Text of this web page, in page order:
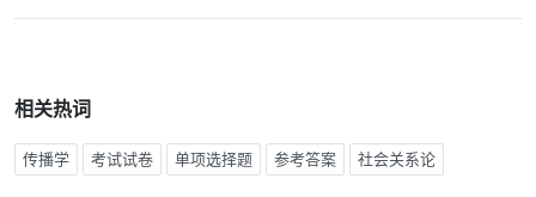
相关热词
传播学 考试试卷 单项选择题 参考答案 社会关系论